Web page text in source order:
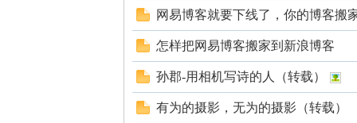
网易博客就要下线了，你的博客搬
怎样把网易博客搬家到新浪博客
孙郡-用相机写诗的人（转载）
有为的摄影，无为的摄影（转载）